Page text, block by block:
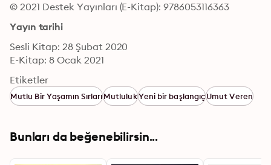
© 2021 Destek Yayınları (E-Kitap): 9786053116363
Yayın tarihi
Sesli Kitap: 28 Şubat 2020
E-Kitap: 8 Ocak 2021
Etiketler
Mutlu Bir Yaşamın SırlarıMutlulukYeni bir başlangıçUmut Veren
Bunları da beğenebilirsin...